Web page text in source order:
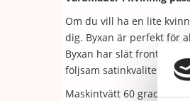
Om du vill ha en lite
dig. Byxan är perfekt för
Byxan har slät front med
följsam satinkvalitet som
Maskintvätt 60 grader